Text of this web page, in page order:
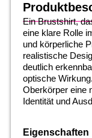
Ein Brustshirt,
eine klare Rolle
und körperliche
realistische
deutlich
optische
Oberkörper eine
Identität und
Eigenschaften